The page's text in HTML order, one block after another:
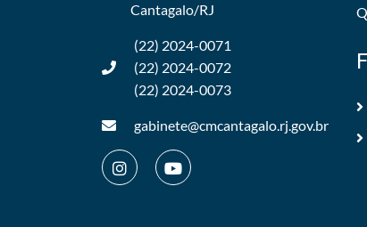
Cantagalo/RJ
(22) 2024-0071
(22) 2024-0072
(22) 2024-0073
gabinete@cmcantagalo.rj.gov.br